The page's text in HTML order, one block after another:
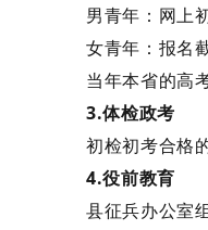
男青年： 网上
女青年： 报名
当年本省的高
3.体检政考
初检初考合格
4.役前教育
县征兵办公室